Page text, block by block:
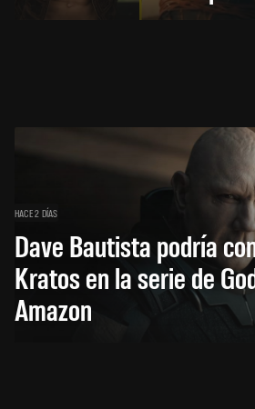
HACE 2 DÍAS
Dave Bautista podría
Kratos en la serie de
Amazon